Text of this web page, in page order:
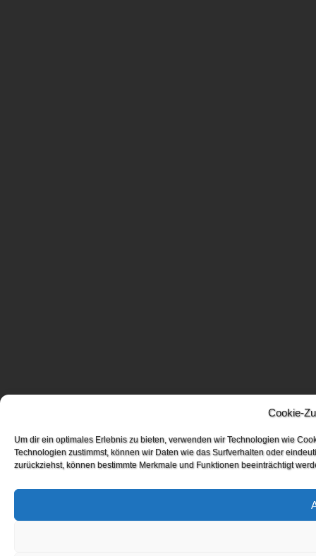
Cookie-
Um dir ein optimales Erlebnis zu bieten, verwenden wir Technologien wie
Technologien zustimmst, können wir Daten wie das Surfverhalten oder
zurückziehst, können bestimmte Merkmale und Funktionen beeinträchtigt